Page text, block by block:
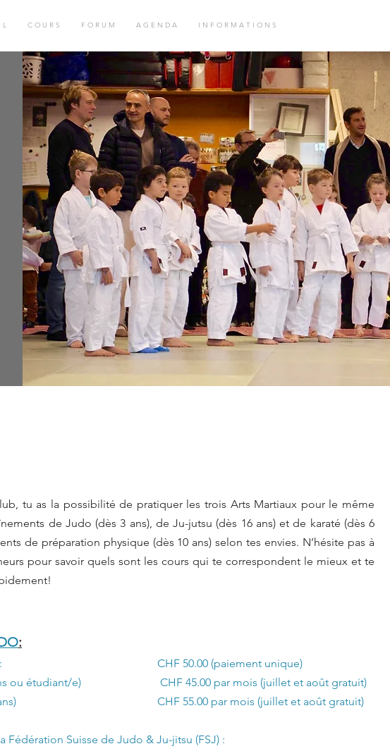
L C O U R S F O R U M A G E N D A I N F O R M A T I O N S
tu as la possibilité de pratiquer les trois Arts Martiaux pour le même
de Judo (dès 3 ans), de Ju-jutsu (dès 16 ans) et de karaté (dès 6
de préparation physique (dès 10 ans) selon tes envies. N’hésite pas à
pour savoir quels sont les cours qui te correspondent le mieux et te
:
au club : CHF 50.00 (paiement unique)
ans ou étudiant/e) CHF 45.00 par mois (juillet et août gratuit)
18 ans) CHF 55.00 par mois (juillet et août gratuit)
Fédération Suisse de Judo & Ju-jitsu (FSJ) :